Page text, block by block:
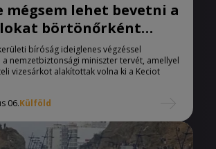
mégsem lehet bevetni a
börtönőrként
bíróság ideiglenes végzéssel
nemzetbiztonsági miniszter tervét, amellyel
vizesárkot alakítottak volna ki a Keciot
06.Külföld